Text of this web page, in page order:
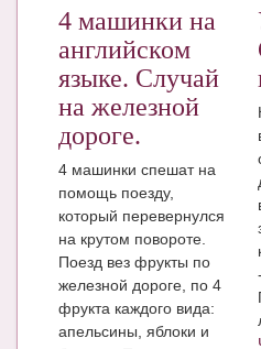
Мамина энциклопедия
СЕРВИСЫ И ПРИЛОЖЕНИЯ
Сервис. Оценка роста и
Приложения для Android
Полезные ссылки
Опросы
НОВОСТИ ЛОПОТУНА
Блог Администратора
4 машинки на
английском
языке. Случай
на железной
дороге.
4 машинки спешат на
помощь поезду,
который перевернулся
на крутом повороте.
Поезд вез фрукты по
железной дороге, по 4
фрукта каждого вида:
апельсины, яблоки и